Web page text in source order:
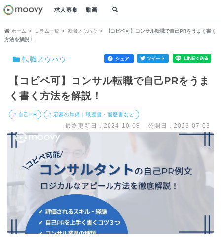
求人募集 動画
ホーム コラム一覧 転職ノウハウ
【コピペ可】コンサル転職で自己PRをうまく書く
方法を解説！
転職ノウハウ
【コピペ可】コンサル転職で自己PRをうま
く書く方法を解説！
# 自己PR # 応募の準備｜職歴書・履歴書など
最終更新日：2024-10-08 公開日：2023-07-03